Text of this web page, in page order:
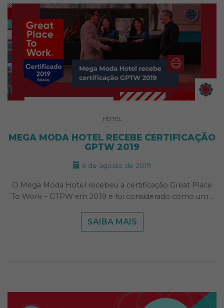
HOTEL
MEGA MODA HOTEL RECEBE CERTIFICAÇÃO
GPTW 2019
6 de agosto de 2019
O Mega Moda Hotel recebeu a certificação Great Place
To Work – GTPW em 2019 e foi considerado como um…
SAIBA MAIS